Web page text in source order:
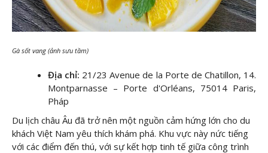
Gà sốt vang (ảnh sưu tầm)
Địa chỉ: 21/23 Avenue de la Porte de Chatillon, 14.
Montparnasse – Porte d'Orléans, 75014 Paris,
Pháp
Du lịch châu Âu đã trở nên một nguồn cảm hứng lớn cho du
khách Việt Nam yêu thích khám phá. Khu vực này nức tiếng
với các điểm đến thú, với sự kết hợp tinh tế giữa công trình